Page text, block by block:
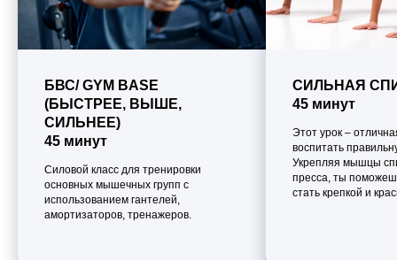
БВС/ GYM BASE
(БЫСТРЕЕ, ВЫШЕ,
СИЛЬНЕЕ)
45 минут
Силовой класс для тренировки
основных мышечных групп с
использованием гантелей,
амортизаторов, тренажеров.
СИЛЬНАЯ
45 минут
Этот урок –
воспитать
Укрепляя мышцы
пресса, ты
стать крепкой и